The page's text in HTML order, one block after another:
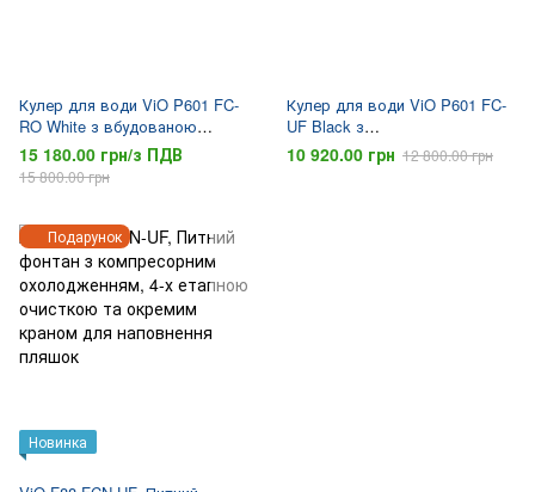
Кулер для води ViO P601 FC-
RO White з вбудованою
системою зворотного осмосу
15 180.00 грн/з ПДВ
15 800.00 грн
Кулер для води ViO P601 FC-
UF Black з
ультрафільтраційною
системою очищення
10 920.00 грн 12 800.00 грн
Подарунок
Новинка